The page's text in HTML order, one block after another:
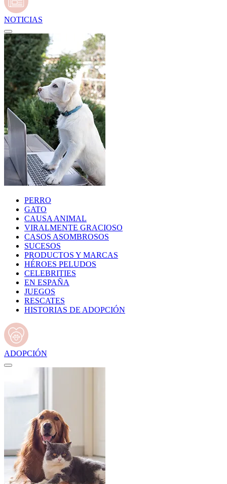
NOTICIAS
PERRO
GATO
CAUSA ANIMAL
VIRALMENTE GRACIOSO
CASOS ASOMBROSOS
SUCESOS
PRODUCTOS Y MARCAS
HÉROES PELUDOS
CELEBRITIES
EN ESPAÑA
JUEGOS
RESCATES
HISTORIAS DE ADOPCIÓN
ADOPCIÓN